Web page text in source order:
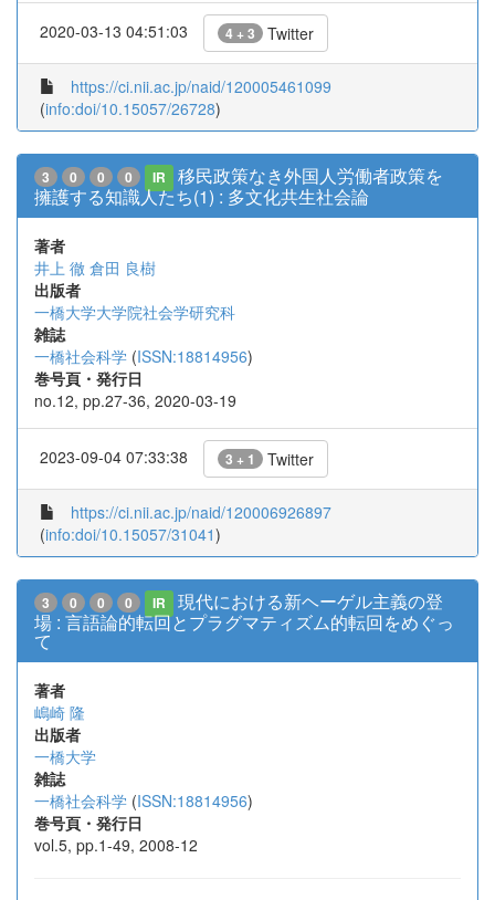
2020-03-13 04:51:03 4 + 3 Twitter
https://ci.nii.ac.jp/naid/120005461099
(info:doi/10.15057/26728)
3 0 0 0 IR
移民政策なき外国人労働者政策を
擁護する知識人たち(1) : 多文化共生社会論
著者
井上 徹 倉田 良樹
出版者
一橋大学大学院社会学研究科
雑誌
一橋社会科学 (ISSN:18814956)
巻号頁・発行日
no.12, pp.27-36, 2020-03-19
2023-09-04 07:33:38 3 + 1 Twitter
https://ci.nii.ac.jp/naid/120006926897
(info:doi/10.15057/31041)
3 0 0 0 IR
現代における新ヘーゲル主義の登
場 : 言語論的転回とプラグマティズム的転回をめぐっ
て
著者
嶋崎 隆
出版者
一橋大学
雑誌
一橋社会科学 (ISSN:18814956)
巻号頁・発行日
vol.5, pp.1-49, 2008-12